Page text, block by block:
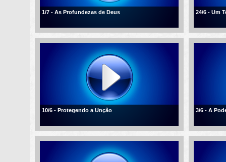
1/7 - As Profundezas de Deus 24/6 - Um
10/6 - Protegendo a Unção 3/6 - A